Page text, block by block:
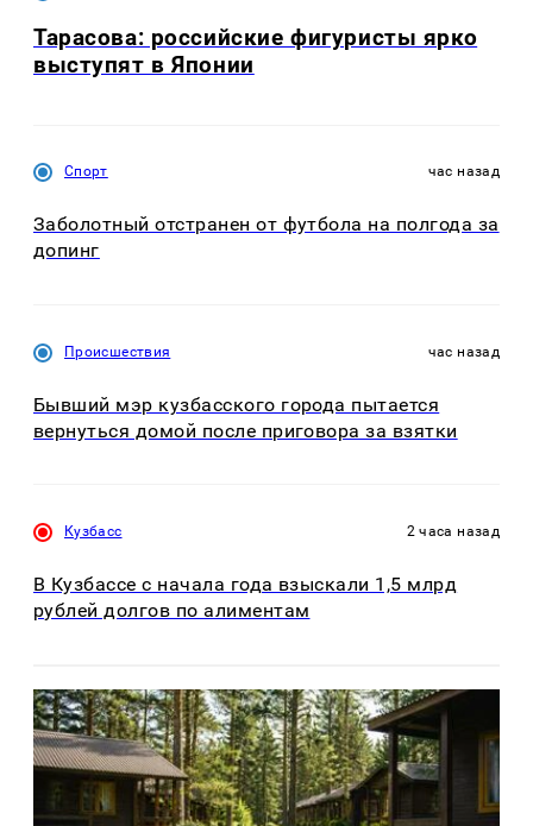
Тарасова: российские фигуристы ярко
выступят в Японии
Спорт час назад
Заболотный отстранен от футбола на полгода за
допинг
Происшествия час назад
Бывший мэр кузбасского города пытается
вернуться домой после приговора за взятки
Кузбасс 2 часа назад
В Кузбассе с начала года взыскали 1,5 млрд
рублей долгов по алиментам